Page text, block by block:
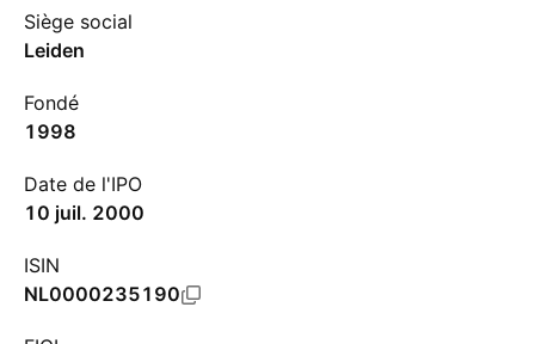
Siège social
Leiden
Fondé
1998
Date de l'IPO
10 juil. 2000
ISIN
NL0000235190